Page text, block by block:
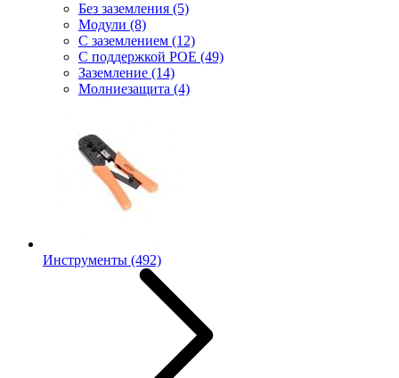
Без заземления (5)
Модули (8)
С заземлением (12)
С поддержкой POE (49)
Заземление (14)
Молниезащита (4)
Инструменты (492)